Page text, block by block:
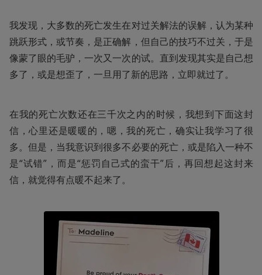
我发现，大多数的死亡发生在对过关解法的误解，认为某种
跳跃形式，或节奏，是正确解，但自己的技巧不过关，于是
像蒙了眼的毛驴，一次又一次的试。直到发现其实是自己想
多了，或是想歪了，一旦用了新的思路，立即就过了。
在我的死亡次数还在三千次之内的时候，我想到下面这封
信，心里还是暖暖的，嗯，我的死亡，确实让我学习了很
多。但是，当我意识到很多不必要的死亡，或是陷入一种不
是“试错”，而是“惩罚自己式的蛮干”后，再回想起这封来
信，就觉得有点暖不起来了。